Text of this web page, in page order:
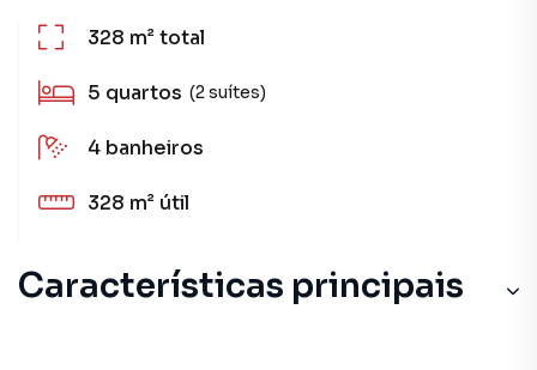
328 m²total
5 quartos (2 suítes)
4 banheiros
328 m² útil
Características principais